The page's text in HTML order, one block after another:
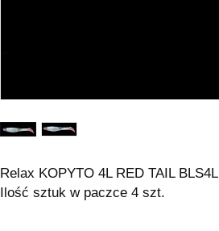
Relax KOPYTO 4L RED TAIL BLS4L
Ilość sztuk w paczce 4 szt.